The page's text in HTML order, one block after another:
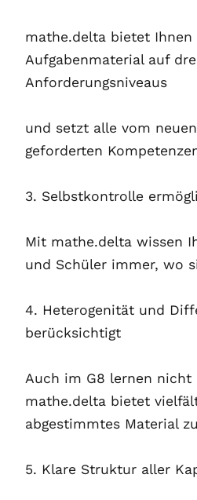
mathe.delta bietet Ihnen
Aufgabenmaterial auf
Anforderungsniveaus
und setzt alle vom
geforderten
3. Selbstkontrolle
Mit mathe.delta wissen
und Schüler immer, wo
4. Heterogenität und
berücksichtigt
Auch im G8 lernen nicht
mathe.delta bietet
abgestimmtes Material
5. Klare Struktur aller